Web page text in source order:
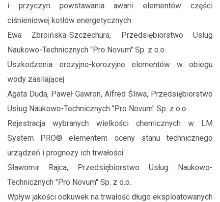
i przyczyn powstawania awarii elementów części
ciśnieniowej kotłów energetycznych
Ewa Zbroińska-Szczechura, Przedsiębiorstwo Usług
Naukowo-Technicznych "Pro Novum" Sp. z o.o.
Uszkodzenia erozyjno-korozyjne elementów w obiegu
wody zasilającej
Agata Duda, Paweł Gawron, Alfred Śliwa, Przedsiębiorstwo
Usług Naukowo-Technicznych "Pro Novum" Sp. z o.o.
Rejestracja wybranych wielkości chemicznych w LM
System PRO® elementem oceny stanu technicznego
urządzeń i prognozy ich trwałości
Sławomir Rajca, Przedsiębiorstwo Usług Naukowo-
Technicznych "Pro Novum" Sp. z o.o.
Wpływ jakości odkuwek na trwałość długo eksploatowanych